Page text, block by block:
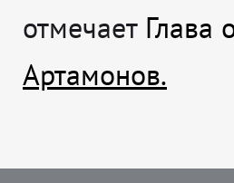
отмечает Глава
Артамонов.
НОВОСТИ /